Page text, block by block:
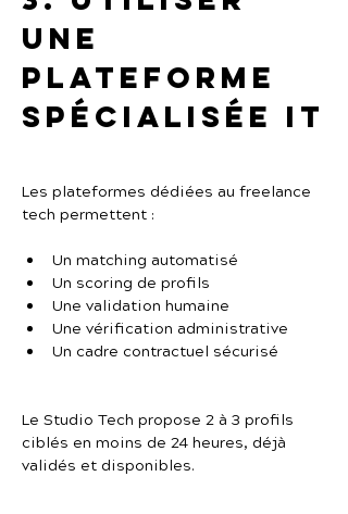
une
plateforme
spécialisée IT
Les plateformes dédiées au freelance
tech permettent :
Un matching automatisé
Un scoring de profils
Une validation humaine
Une vérification administrative
Un cadre contractuel sécurisé
Le Studio Tech propose 2 à 3 profils
ciblés en moins de 24 heures, déjà
validés et disponibles.